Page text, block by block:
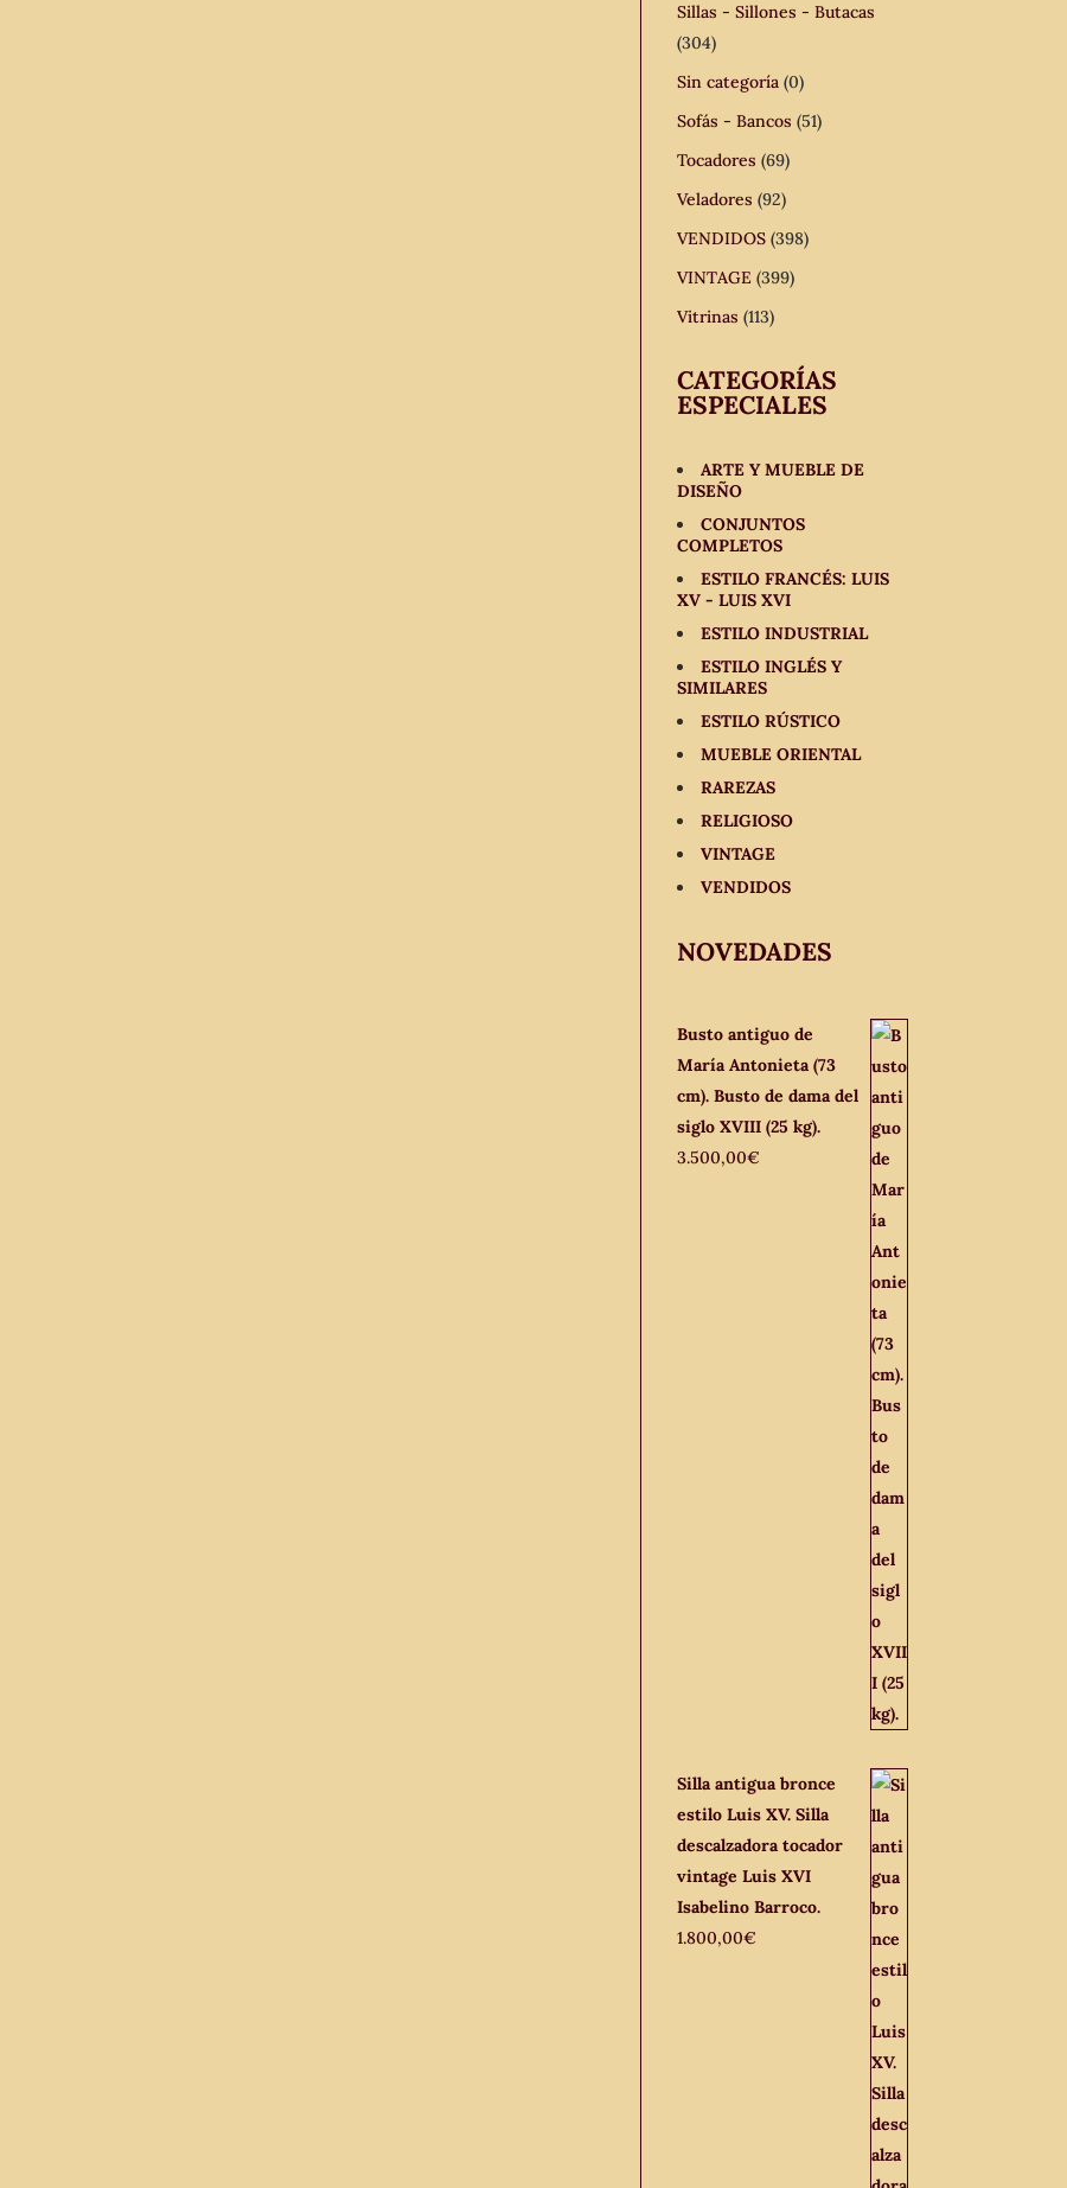
Sillas - Sillones - Butacas
(304)
Sin categoría (0)
Sofás - Bancos (51)
Tocadores (69)
Veladores (92)
VENDIDOS (398)
VINTAGE (399)
Vitrinas (113)
CATEGORÍAS
ESPECIALES
ARTE Y MUEBLE DE
DISEÑO
CONJUNTOS
COMPLETOS
ESTILO FRANCÉS: LUIS
XV - LUIS XVI
ESTILO INDUSTRIAL
ESTILO INGLÉS Y
SIMILARES
ESTILO RÚSTICO
MUEBLE ORIENTAL
RAREZAS
RELIGIOSO
VINTAGE
VENDIDOS
NOVEDADES
Busto antiguo de
María Antonieta (73
cm). Busto de dama del
siglo XVIII (25 kg).
3.500,00€
Silla antigua bronce
estilo Luis XV. Silla
descalzadora tocador
vintage Luis XVI
Isabelino Barroco.
1.800,00€